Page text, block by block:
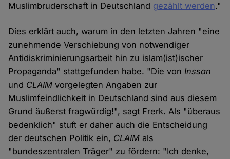
Muslimbruderschaft in Deutschland gezählt werden."
Dies erklärt auch, warum in den letzten Jahren "eine
zunehmende Verschiebung von notwendiger
Antidiskriminierungsarbeit hin zu islam(ist)ischer
Propaganda" stattgefunden habe. "Die vonInssan
und CLAIM vorgelegten Angaben zur
Muslimfeindlichkeit in Deutschland sind aus diesem
Grund äußerst fragwürdig!", sagt Frerk. Als "überaus
bedenklich" stuft er daher auch die Entscheidung
der deutschen Politik ein, CLAIM als
"bundeszentralen Träger" zu fördern: "Ich denke,